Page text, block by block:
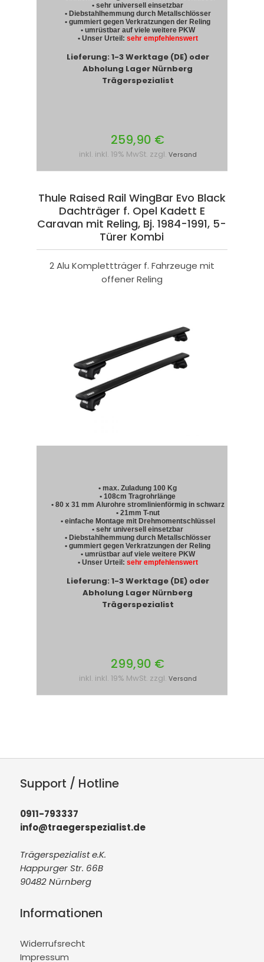
• sehr universell einsetzbar
• Diebstahlhemmung durch Metallschlösser
• gummiert gegen Verkratzungen der Reling
• umrüstbar auf viele weitere PKW
• Unser Urteil: sehr empfehlenswert
Lieferung: 1-3 Werktage (DE) oder
Abholung Lager Nürnberg
Trägerspezialist
259,90 €
inkl. inkl. 19% MwSt. zzgl. Versand
Thule Raised Rail WingBar Evo Black
Dachträger f. Opel Kadett E
Caravan mit Reling, Bj. 1984-1991, 5-
Türer Kombi
2 Alu Komplettträger f. Fahrzeuge mit
offener Reling
• max. Zuladung 100 Kg
• 108cm Tragrohrlänge
• 80 x 31 mm Alurohre stromlinienförmig in schwarz
• 21mm T-nut
• einfache Montage mit Drehmomentschlüssel
• sehr universell einsetzbar
• Diebstahlhemmung durch Metallschlösser
• gummiert gegen Verkratzungen der Reling
• umrüstbar auf viele weitere PKW
• Unser Urteil: sehr empfehlenswert
Lieferung: 1-3 Werktage (DE) oder
Abholung Lager Nürnberg
Trägerspezialist
299,90 €
inkl. inkl. 19% MwSt. zzgl. Versand
Support / Hotline
0911-793337
info@traegerspezialist.de
Trägerspezialist e.K.
Happurger Str. 66B
90482 Nürnberg
Informationen
Widerrufsrecht
Impressum